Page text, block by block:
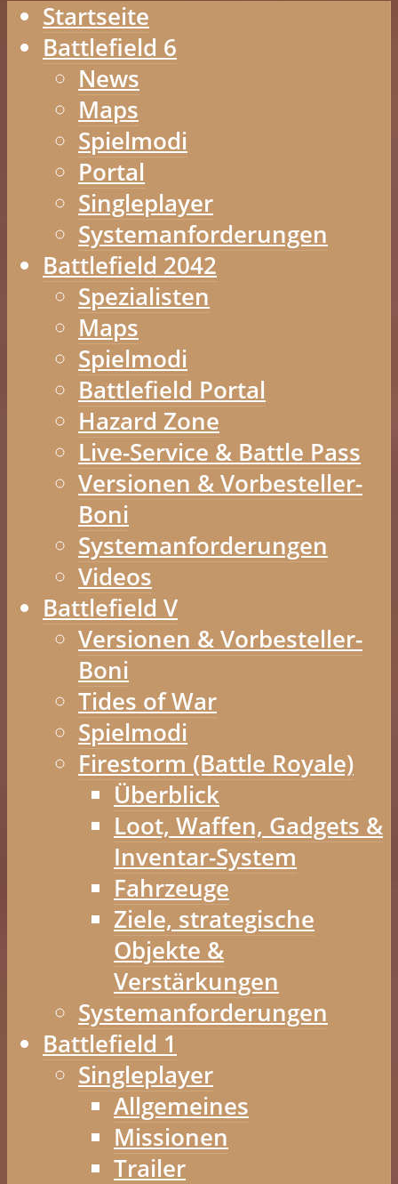
Startseite
Battlefield 6
News
Maps
Spielmodi
Portal
Singleplayer
Systemanforderungen
Battlefield 2042
Spezialisten
Maps
Spielmodi
Battlefield Portal
Hazard Zone
Live-Service & Battle Pass
Versionen & Vorbesteller-
Boni
Systemanforderungen
Videos
Battlefield V
Versionen & Vorbesteller-
Boni
Tides of War
Spielmodi
Firestorm (Battle Royale)
Überblick
Loot, Waffen, Gadgets &
Inventar-System
Fahrzeuge
Ziele, strategische
Objekte &
Verstärkungen
Systemanforderungen
Battlefield 1
Singleplayer
Allgemeines
Missionen
Trailer